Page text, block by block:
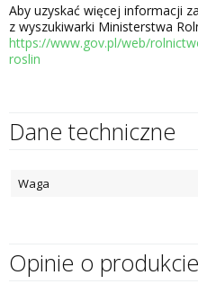
Aby uzyskać więcej informacji
z wyszukiwarki Ministerstwa
https://www.gov.pl/web/
roslin
Dane techniczne
Waga
Opinie o produkcie